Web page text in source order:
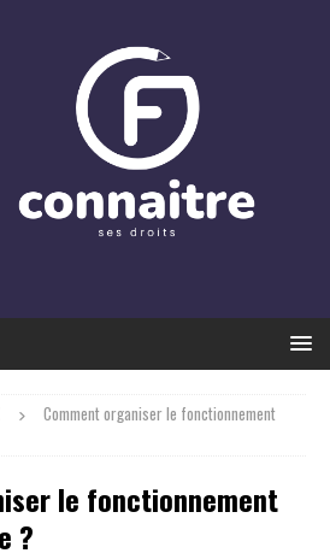
Comment organiser le fonctionnement
le fonctionnement
?